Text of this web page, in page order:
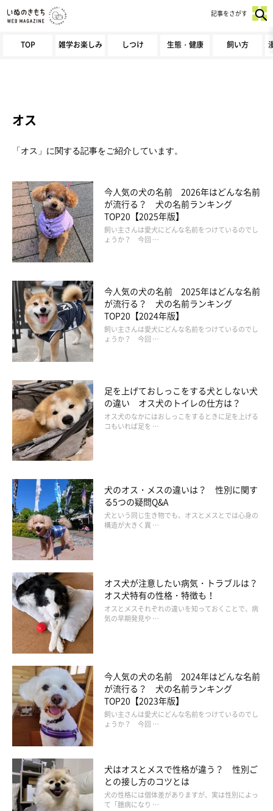
TOP 雑学お楽しみ しつけ 生態・健康 飼い方
記事をさがす
オス
「オス」に関する記事をご紹介しています。
今人気の犬の名前 2026年はどんな名前
が流行る？ 犬の名前ランキング
TOP20【2025年版】
飼い主さんは愛犬にどんな名前をつけているのでし
ょうか？ 今回 …
今人気の犬の名前 2025年はどんな名前
が流行る？ 犬の名前ランキング
TOP20【2024年版】
飼い主さんは愛犬にどんな名前をつけているのでし
ょうか？ 今回 …
足を上げておしっこをする犬としない犬
の違い オス犬のトイレの仕方は？
オス犬のなかにはおしっこをするときに足を上げる
コもいれば足を …
犬のオス・メスの違いは？ 性別に関す
る5つの疑問Q&A
犬という同じ生き物でも、オスとメスとでは心身の
構造が大きく異 …
オス犬が注意したい病気・トラブルは？
オス犬特有の性格・特徴も！
オスとメスそれぞれの違いを知っておくことで、病
気の早期発見や …
今人気の犬の名前 2024年はどんな名前
が流行る？ 犬の名前ランキング
TOP20【2023年版】
飼い主さんは愛犬にどんな名前をつけているのでし
ょうか？ 今回 …
犬はオスとメスで性格が違う？ 性別ご
との接し方のコツとは
犬の性格には個体差がありますが、実は性別によっ
て「臆病になり …